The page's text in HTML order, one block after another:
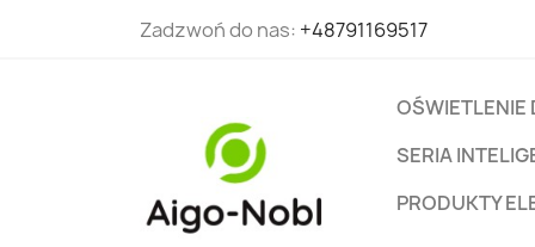
Zadzwoń do nas: +48791169517
OŚWIETLENIE
SERIA
PRODUKTY